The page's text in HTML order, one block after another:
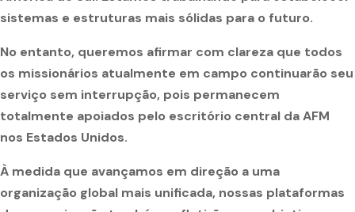
sistemas e estruturas mais sólidas para o futuro.
No entanto, queremos afirmar com clareza que todos
os missionários atualmente em campo continuarão seu
serviço sem interrupção, pois permanecem
totalmente apoiados pelo escritório central da AFM
nos Estados Unidos.
À medida que avançamos em direção a uma
organização global mais unificada, nossas plataformas